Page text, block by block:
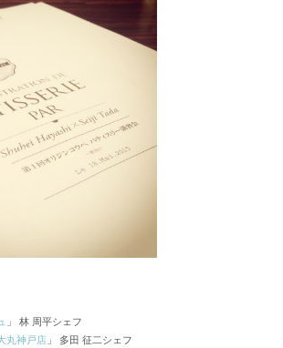
」 林 周平シェフ
丸神戸店 」 多田 征二シェフ